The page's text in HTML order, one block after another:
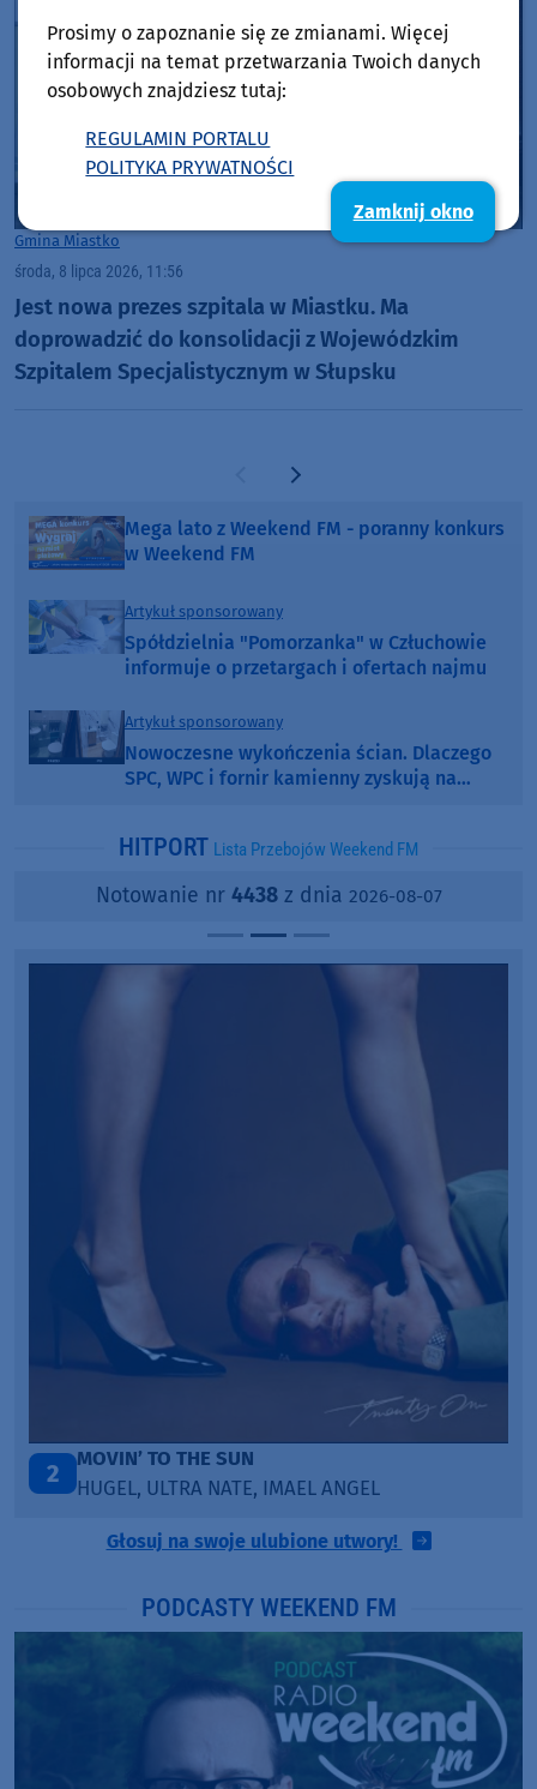
Gmina Miastko
środa, 8 lipca 2026, 11:56
Jest nowa prezes szpitala w Miastku. Ma
doprowadzić do konsolidacji z Wojewódzkim
Szpitalem Specjalistycznym w Słupsku
Poprzednia strona
Następna strona
Mega lato z Weekend FM - poranny konkurs
w Weekend FM
Artykuł sponsorowany
Spółdzielnia "Pomorzanka" w Człuchowie
informuje o przetargach i ofertach najmu
Artykuł sponsorowany
Nowoczesne wykończenia ścian. Dlaczego
SPC, WPC i fornir kamienny zyskują na
HITPORT Lista Przebojów Weekend FM
Notowanie nr 4438z dnia 2026-08-07
3
LEGENDARY LOVERS (SAVE ME)
KATY PERRY & CHIEF KEEF
Głosuj na swoje ulubione utwory!
PODCASTY WEEKEND FM
Prosimy o zapoznanie się ze zmianami. Więcej
informacji na temat przetwarzania Twoich danych
osobowych znajdziesz tutaj:
REGULAMIN PORTALU
POLITYKA PRYWATNOŚCI
Zamknij okno